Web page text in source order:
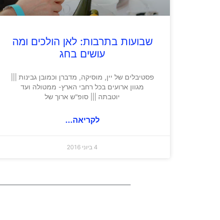
שבועות בתרבות: לאן הולכים ומה
עושים בחג
פסטיבלים של יין, מוסיקה, מדברן וכמובן גבינות |||
מגוון ארועים בכל רחבי הארץ- ממטולה ועד
יוטבתה ||| סופ"ש ארוך של
לקריאה...
4 ביוני 2016